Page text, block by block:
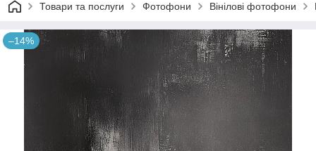
Товари та послуги Фотофони Вінілові фотофони
–14%